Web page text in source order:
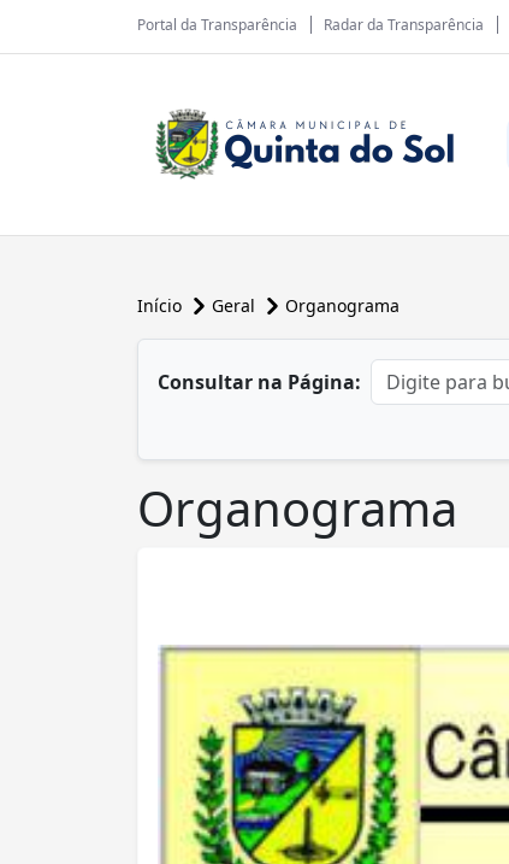
Portal da Transparência Radar da Transparência
Início Geral Organograma
Consultar na Página:
Organograma